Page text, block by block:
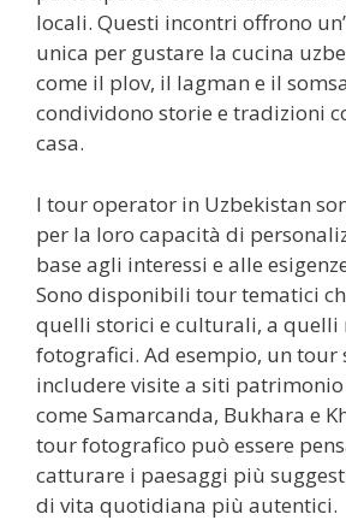
locali. Questi incontri offrono
unica per gustare la cucina
come il plov, il lagman e il
condividono storie e tradizioni
casa.
I tour operator in Uzbekistan
per la loro capacità di
base agli interessi e alle
Sono disponibili tour tematici
quelli storici e culturali, a quelli
fotografici. Ad esempio, un tour
includere visite a siti patrimonio
come Samarcanda, Bukhara e
tour fotografico può essere
catturare i paesaggi più
di vita quotidiana più autentici.